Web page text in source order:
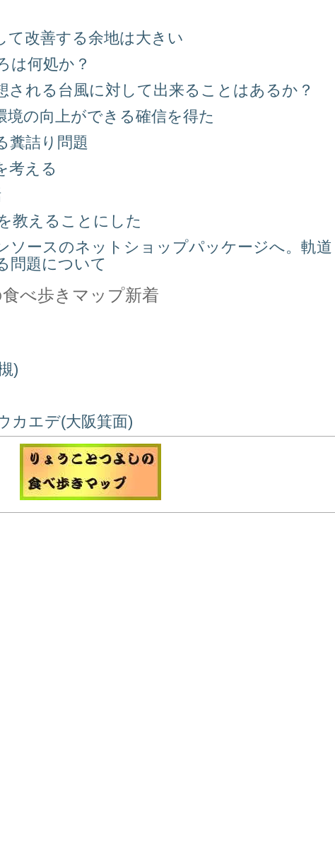
て改善する余地は大きい
は何処か？
される台風に対して出来ることはあるか？
境の向上ができる確信を得た
糞詰り問題
考える
教えることにした
ソースのネットショップパッケージへ。軌道
問題について
べ歩きマップ新着
)
カエデ(大阪箕面)